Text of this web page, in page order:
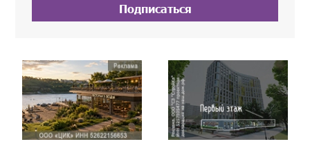
Подписаться